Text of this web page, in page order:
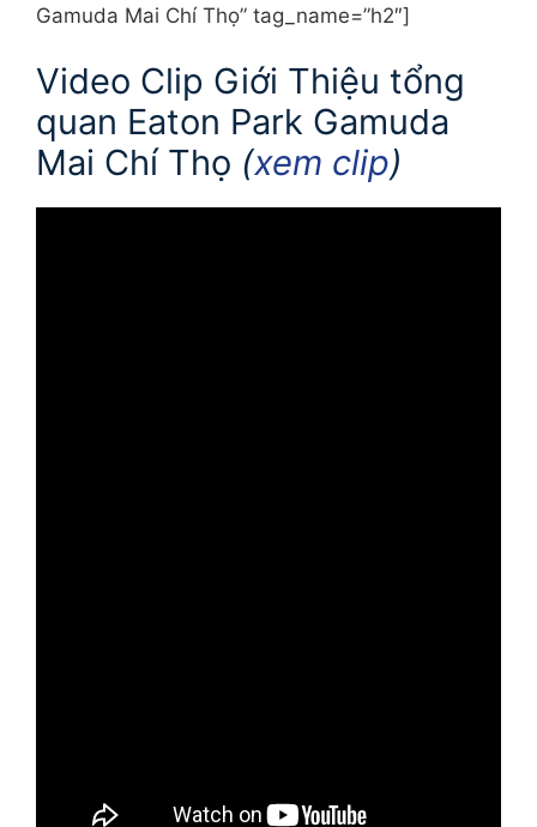
Gamuda Mai Chí Thọ” tag_name=”h2″]
Video Clip Giới Thiệu tổng
quan Eaton Park Gamuda
Mai Chí Thọ (xem clip)